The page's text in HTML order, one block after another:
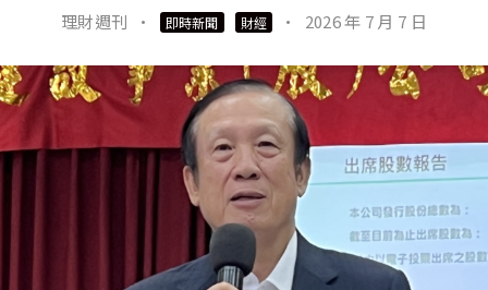
理財週刊 · 即時新聞 財經 · 2026 年 7 月 7 日